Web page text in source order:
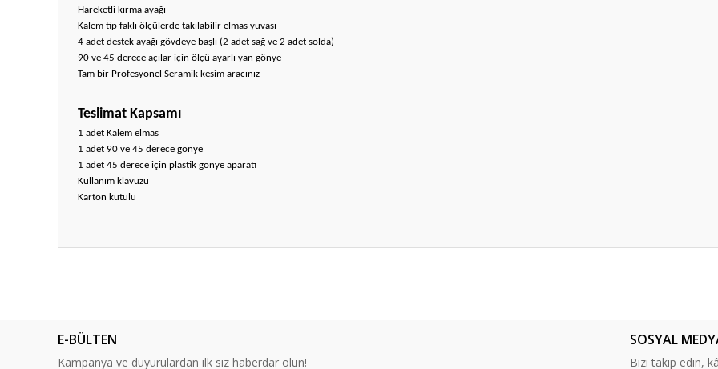
Hareketli kırma ayağı
Kalem tip faklı ölçülerde takılabilir elmas yuvası
4 adet destek ayağı gövdeye başlı (2 adet sağ ve 2 adet solda)
90 ve 45 derece açılar için ölçü ayarlı yan gönye
Tam bir Profesyonel Seramik kesim aracınız
Teslimat Kapsamı
1 adet Kalem elmas
1 adet 90 ve 45 derece gönye
1 adet 45 derece için plastik gönye aparatı
Kullanım klavuzu
Karton kutulu
E-BÜLTEN
Kampanya ve duyurulardan ilk siz haberdar olun!
SOSYAL
Bizi takip edin,